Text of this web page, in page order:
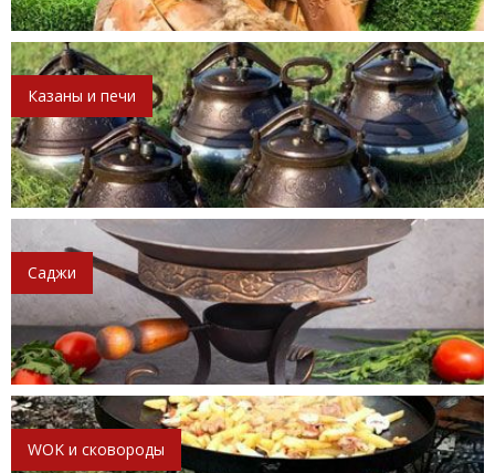
Казаны и печи
Саджи
WOK и сковороды